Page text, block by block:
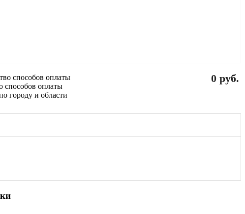
0 руб.
способов оплаты